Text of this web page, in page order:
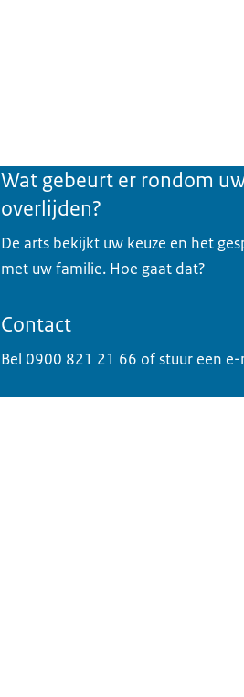
Wat gebeurt er rondom
overlijden?
De arts bekijkt uw keuze en het
met uw familie. Hoe gaat dat?
Contact
Bel 0900 821 21 66 of stuur een